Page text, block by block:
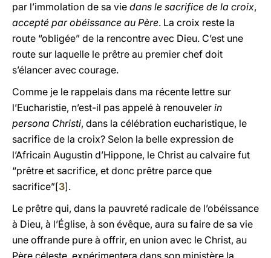
par l’immolation de sa vie dans le sacrifice de la croix,
accepté par obéissance au Père. La croix reste la
route “obligée” de la rencontre avec Dieu. C’est une
route sur laquelle le prêtre au premier chef doit
s’élancer avec courage.
Comme je le rappelais dans ma récente lettre sur
l’Eucharistie, n’est-il pas appelé à renouveler in
persona Christi, dans la célébration eucharistique, le
sacrifice de la croix? Selon la belle expression de
l’Africain Augustin d’Hippone, le Christ au calvaire fut
“prêtre et sacrifice, et donc prêtre parce que
sacrifice”[3].
Le prêtre qui, dans la pauvreté radicale de l’obéissance
à Dieu, à l’Église, à son évêque, aura su faire de sa vie
une offrande pure à offrir, en union avec le Christ, au
Père céleste, expérimentera dans son ministère la